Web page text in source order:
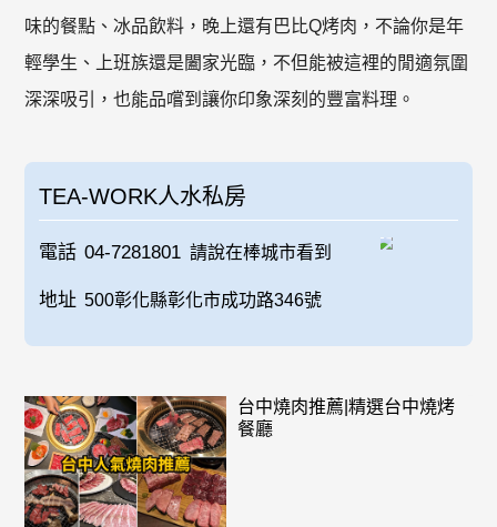
味的餐點、冰品飲料，晚上還有巴比Q烤肉，不論你是年
輕學生、上班族還是闔家光臨，不但能被這裡的閒適氛圍
深深吸引，也能品嚐到讓你印象深刻的豐富料理。
TEA-WORK人水私房
電話 04-7281801 請說在棒城市看到
地址 500彰化縣彰化市成功路346號
台中燒肉推薦|精選台中燒烤
餐廳